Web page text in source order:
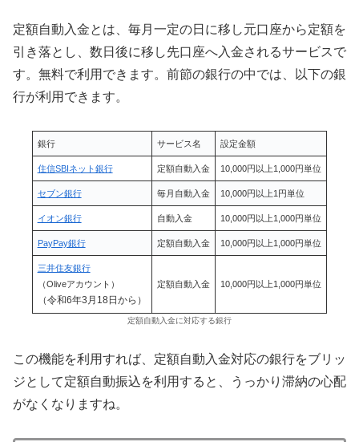
定額自動入金とは、毎月一定の日に移し元口座から定額を
引き落とし、数日後に移し先口座へ入金されるサービスで
す。無料で利用できます。前節の銀行の中では、以下の銀
行が利用できます。
銀行 サービス名 設定金額
住信SBIネット銀行 定額自動入金 10,000円以上1,000円単位
セブン銀行 毎月自動入金 10,000円以上1円単位
イオン銀行 自動入金 10,000円以上1,000円単位
PayPay銀行 定額自動入金 10,000円以上1,000円単位
三井住友銀行
（Oliveアカウント）
（令和6年3月18日から）
定額自動入金 10,000円以上1,000円単位
定額自動入金に対応する銀行
この機能を利用すれば、定額自動入金対応の銀行をブリッ
ジとして定額自動振込を利用すると、うっかり滞納の心配
がなくなりますね。